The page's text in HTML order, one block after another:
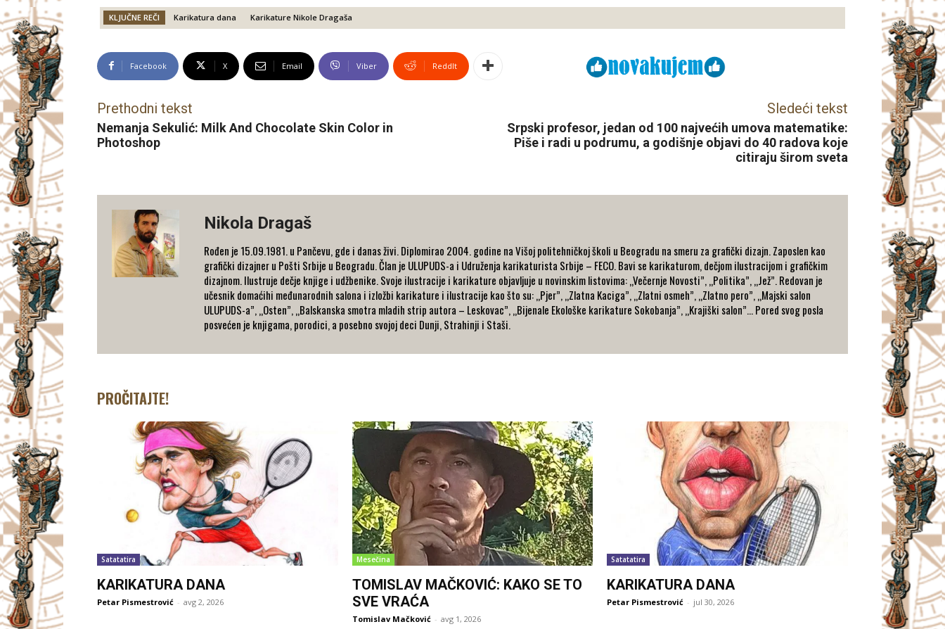
KLJUČNE REČI Karikatura dana Karikature Nikole Dragaša
Facebook X Email Viber ReddIt
Prethodni tekst
Nemanja Sekulić: Milk And Chocolate Skin Color in
Photoshop
Sledeći tekst
Srpski profesor, jedan od 100 najvećih umova matematike:
Piše i radi u podrumu, a godišnje objavi do 40 radova koje
citiraju širom sveta
Nikola Dragaš
Rođen je 15.09.1981. u Pančevu, gde i danas živi. Diplomirao 2004. godine na Višoj politehničkoj školi u Beogradu na smeru za grafički dizajn. Zaposlen kao
grafički dizajner u Pošti Srbije u Beogradu. Član je ULUPUDS-a i Udruženja karikaturista Srbije – FECO. Bavi se karikaturom, dečjom ilustracijom i grafičkim
dizajnom. Ilustruje dečje knjige i udžbenike. Svoje ilustracije i karikature objavljuje u novinskim listovima: „Večernje Novosti”, „Politika”, „Jež”. Redovan je
učesnik domaćihi međunarodnih salona i izložbi karikature i ilustracije kao što su: „Pjer”, „Zlatna Kaciga”, „Zlatni osmeh”, „Zlatno pero”, „Majski salon
ULUPUDS-a”, „Osten”, „Balskanska smotra mladih strip autora – Leskovac”, „Bijenale Ekološke karikature Sokobanja”, „Krajiški salon”… Pored svog posla
posvećen je knjigama, porodici, a posebno svojoj deci Dunji, Strahinji i Staši.
PROČITAJTE!
Satatatira
KARIKATURA DANA
Petar Pismestrović - avg 2, 2026
Mesečina
TOMISLAV MAČKOVIĆ: KAKO SE TO
SVE VRAĆA
Tomislav Mačković - avg 1, 2026
Satatatira
KARIKATURA DANA
Petar Pismestrović - jul 30, 2026